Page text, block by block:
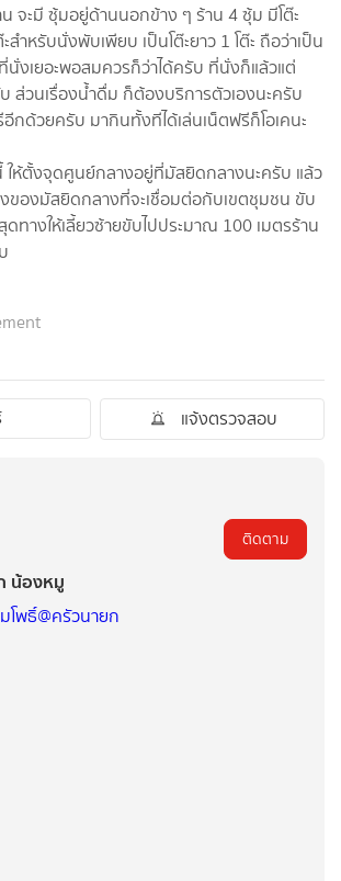
จะมี ซุ้มอยู่ด้านนอกข้าง ๆ ร้าน 4 ซุ้ม มีโต๊ะ
ะสำหรับนั่งพับเพียบ เป็นโต๊ะยาว 1 โต๊ะ ถือว่าเป็น
นั่งเยอะพอสมควรก็ว่าได้ครับ ที่นั่งก็แล้วแต่
ส่วนเรื่องน้ำดื่ม ก็ต้องบริการตัวเองนะครับ
กด้วยครับ มากินทั้งทีได้เล่นเน็ตฟรีก็โอเคนะ
ให้ตั้งจุดศูนย์กลางอยู่ที่มัสยิดกลางนะครับ แล้ว
ของมัสยิดกลางที่จะเชื่อมต่อกับเขตชุมชน ขับ
ทางให้เลี้ยวซ้ายขับไปประมาณ 100 เมตรร้าน
แจ้งตรวจสอบ
ติดตาม
น้องหมู